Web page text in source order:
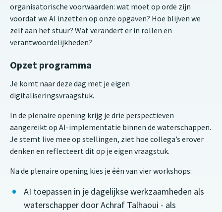
organisatorische voorwaarden: wat moet op orde zijn
voordat we AI inzetten op onze opgaven? Hoe blijven we
zelf aan het stuur? Wat verandert er in rollen en
verantwoordelijkheden?
Opzet programma
Je komt naar deze dag met je eigen
digitaliseringsvraagstuk.
In de plenaire opening krijg je drie perspectieven
aangereikt op AI-implementatie binnen de waterschappen.
Je stemt live mee op stellingen, ziet hoe collega’s erover
denken en reflecteert dit op je eigen vraagstuk.
Na de plenaire opening kies je één van vier workshops:
AI toepassen in je dagelijkse werkzaamheden als
waterschapper door Achraf Talhaoui - als